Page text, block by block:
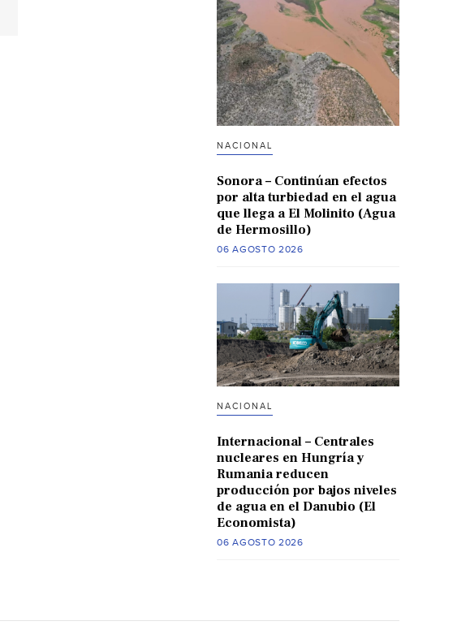
NACIONAL
Sonora – Continúan efectos
por alta turbiedad en el agua
que llega a El Molinito (Agua
de Hermosillo)
06 AGOSTO 2026
NACIONAL
Internacional – Centrales
nucleares en Hungría y
Rumania reducen
producción por bajos niveles
de agua en el Danubio (El
Economista)
06 AGOSTO 2026